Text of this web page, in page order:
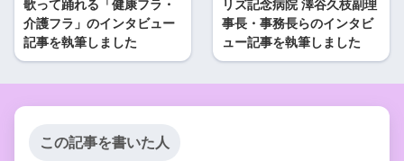
歌って踊れる「健康フラ・
介護フラ」のインタビュー
記事を執筆しました
リズ記念病院 澤谷久枝副理
事長・事務長らのインタビ
ュー記事を執筆しました
この記事を書いた人